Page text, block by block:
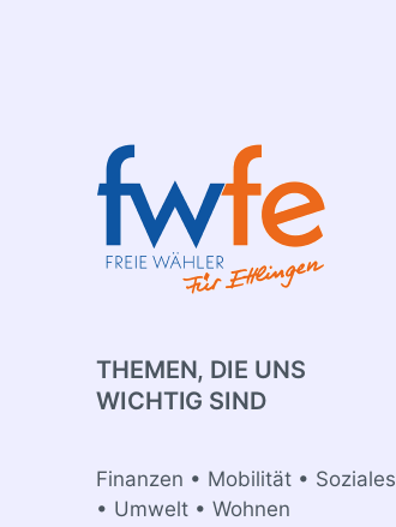
THEMEN, DIE UNS
WICHTIG SIND
Finanzen Mobilität
Soziales
Umwelt
Wohnen